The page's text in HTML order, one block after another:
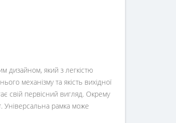
дизайном, який з легкістю
механізму та якість вихідної
свій первісний вигляд. Окрему
Універсальна рамка може